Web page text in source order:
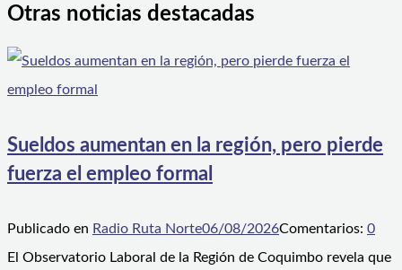
Otras noticias destacadas
Sueldos aumentan en la región, pero pierde
fuerza el empleo formal
Publicado en Radio Ruta Norte06/08/2026Comentarios: 0
El Observatorio Laboral de la Región de Coquimbo revela que